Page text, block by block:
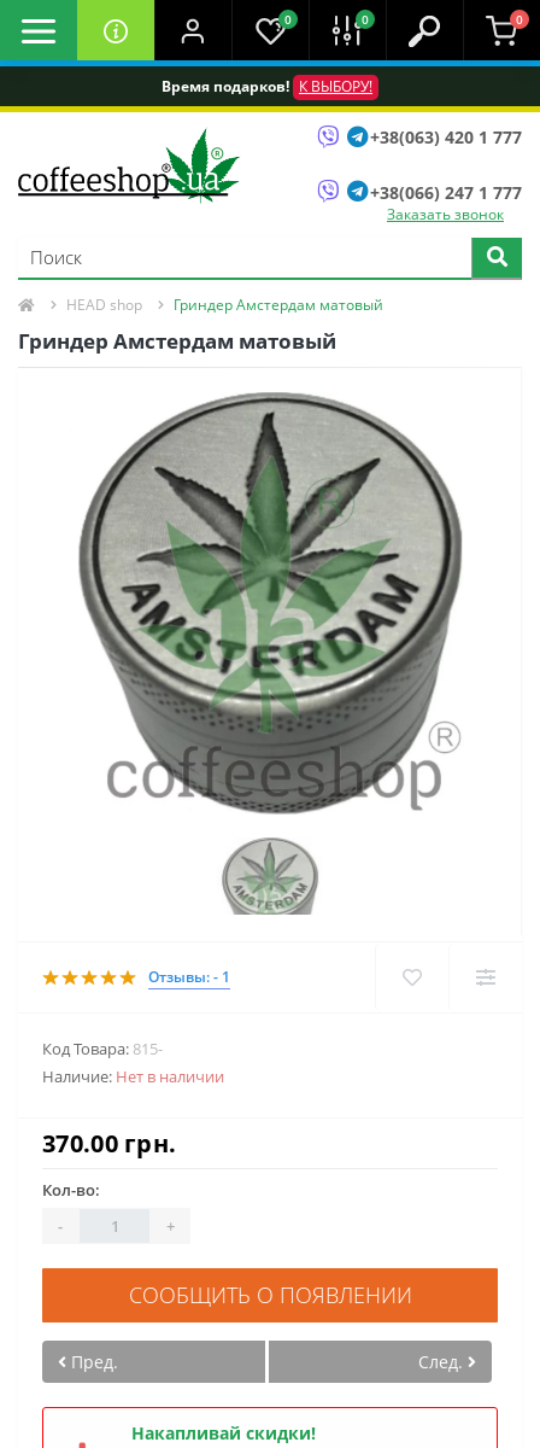
Время подарков! К ВЫБОРУ!
0 0 0
+38(063) 420 1 777
+38(066) 247 1 777
Заказать звонок
HEAD shop Гриндер Амстердам матовый
Гриндер Амстердам матовый
Отзывы: - 1
Код Товара: 815-
Наличие: Нет в наличии
370.00 грн.
Кол-во:
-
+
СООБЩИТЬ О ПОЯВЛЕНИИ
Пред. След.
Накапливай скидки!